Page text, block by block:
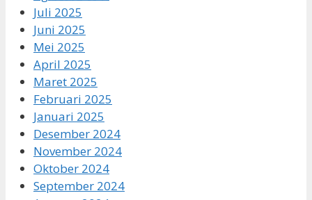
Juli 2025
Juni 2025
Mei 2025
April 2025
Maret 2025
Februari 2025
Januari 2025
Desember 2024
November 2024
Oktober 2024
September 2024